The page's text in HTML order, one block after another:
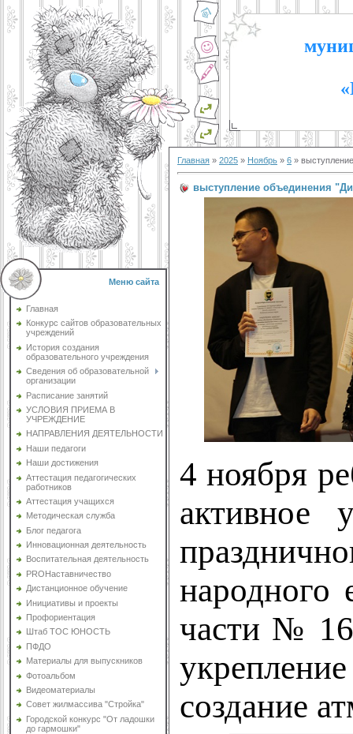
Меню сайта
Главная
Конкурс сайтов образовательных
учреждений
История создания
образовательного учреждения
Сведения об образовательной
организации
Расписание занятий
УСЛОВИЯ ПРИЕМА В
УЧРЕЖДЕНИЕ
НАПРАВЛЕНИЯ ДЕЯТЕЛЬНОСТИ
Наши педагоги
Наши достижения
Аттестация педагогических
работников
Аттестация учащихся
Методическая служба
Блог педагога
Инновационная деятельность
Воспитательная деятельность
PROНаставничество
Дистанционное обучение
Инициативы и проекты
Профориентация
Штаб ТОС ЮНОСТЬ
ПФДО
Материалы для выпускников
Фотоальбом
Видеоматериалы
Совет жилмассива "Стройка"
Городской конкурс "От ладошки
до гармошки"
Главная » 2025 » Ноябрь » 6 »
выступление объединения
4 ноября
активное
народного
части №
создание